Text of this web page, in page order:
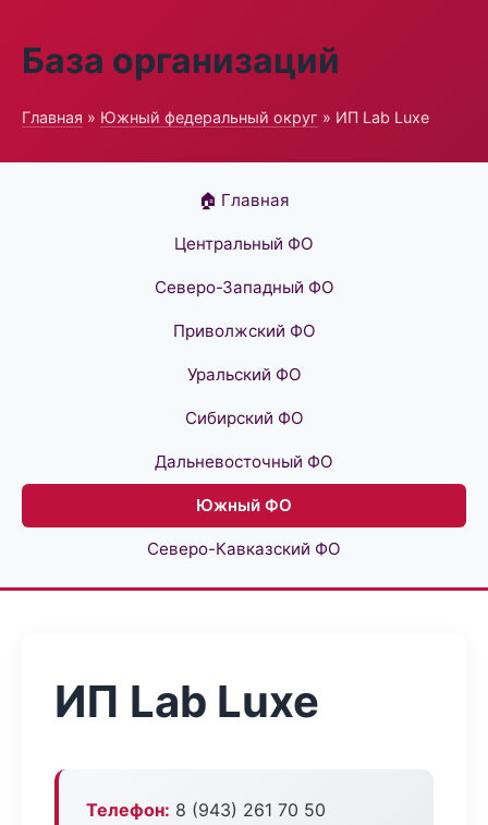
База организаций
Главная » Южный федеральный округ » ИП Lab Luxe
🏠 Главная
Центральный ФО
Северо-Западный ФО
Приволжский ФО
Уральский ФО
Сибирский ФО
Дальневосточный ФО
Южный ФО
Северо-Кавказский ФО
ИП Lab Luxe
Телефон: 8 (943) 261 70 50